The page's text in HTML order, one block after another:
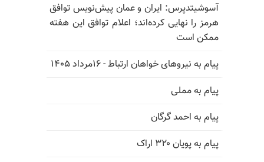
آسوشیتدپرس: ایران و عمان پیش‌نویس توافق
هرمز را نهایی کرده‌اند؛ اعلام توافق این هفته
ممکن است
پیام به نیروهای خواهان ارتباط - ۱۶مرداد ۱۴۰۵
پیام به مملی
پیام به احمد گرگان
پیام به پویان ۳۲۰ اراک